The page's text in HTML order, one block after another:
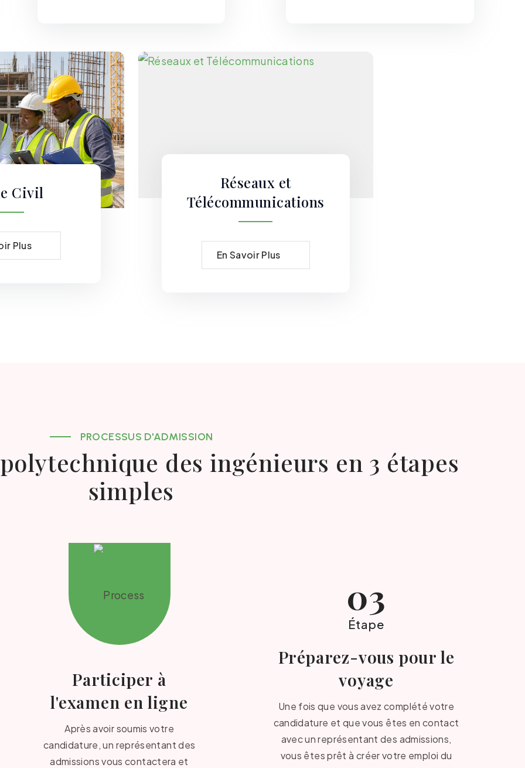
Civil
Plus
Réseaux et
Télécommunications
En Savoir Plus
PROCESSUS D'ADMISSION
des ingénieurs en 3 étapes
simples
Participer à
l'examen en ligne
Après avoir soumis votre
candidature, un représentant des
admissions vous contactera et
03
Étape
Préparez-vous pour le
voyage
Une fois que vous avez complété votre
candidature et que vous êtes en contact
avec un représentant des admissions,
vous êtes prêt à créer votre emploi du